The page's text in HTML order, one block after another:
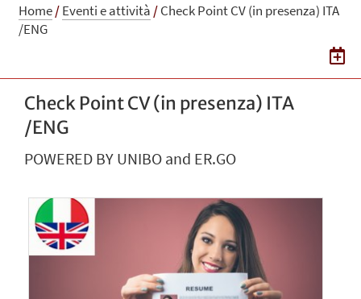
Home/Eventi e attività /Check Point CV (in presenza) ITA
/ENG
Check Point CV (in presenza) ITA
/ENG
POWERED BY UNIBO and ER.GO